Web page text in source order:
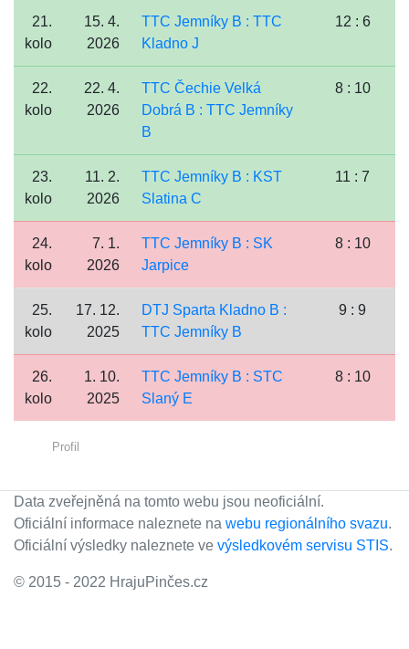
21.
kolo
15. 4.
2026
TTC Jemníky B : TTC
Kladno J
12 : 6
22.
kolo
22. 4.
2026
TTC Čechie Velká
Dobrá B : TTC Jemníky
B
8 : 10
23.
kolo
11. 2.
2026
TTC Jemníky B : KST
Slatina C
11 : 7
24.
kolo
7. 1.
2026
TTC Jemníky B : SK
Jarpice
8 : 10
25.
kolo
17. 12.
2025
DTJ Sparta Kladno B :
TTC Jemníky B
9 : 9
26.
kolo
1. 10.
2025
TTC Jemníky B : STC
Slaný E
8 : 10
Profil
Data zveřejněná na tomto webu jsou neoficiální.
Oficiální informace naleznete na webu regionálního svazu.
Oficiální výsledky naleznete ve výsledkovém servisu STIS.
© 2015 - 2022 HrajuPinčes.cz